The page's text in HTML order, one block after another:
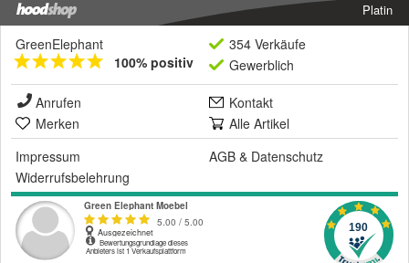
Platin
GreenElephant
100% positiv
354 Verkäufe
Gewerblich
Anrufen
Kontakt
Merken
Alle Artikel
Impressum
AGB & Datenschutz
Widerrufsbelehrung